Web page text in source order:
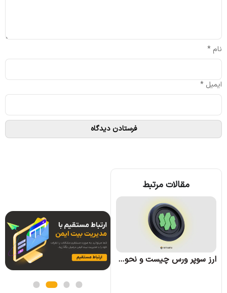
نام *
ایمیل *
مقالات مرتبط
ارز سوپر ورس چیست و نحوه کسب درآمد از آن چگونه است؟